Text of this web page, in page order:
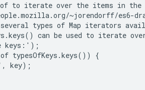
to iterate over the items in the
~jorendorff/es6-
types of Map iterators
can be used to iterate
keys:');
typesOfKeys.keys()) {
key);